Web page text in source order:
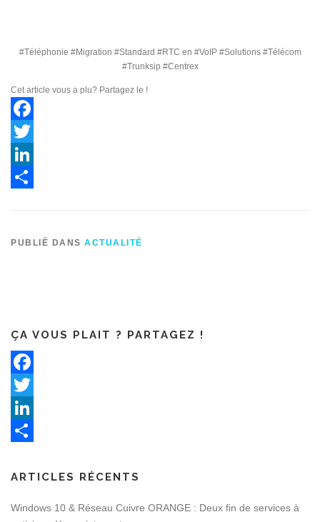
#Téléphonie #Migration #Standard #RTC en #VoIP #Solutions #Télécom
#Trunksip #Centrex
Cet article vous a plu? Partagez le !
Facebook
Twitter
LinkedIn
PUBLIÉ DANS ACTUALITÉ
ÇA VOUS PLAIT ? PARTAGEZ !
Facebook
Twitter
LinkedIn
ARTICLES RÉCENTS
Windows 10 & Réseau Cuivre ORANGE : Deux fin de services à